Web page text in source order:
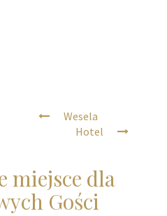
Wesela
Hotel
miejsce dla
Gości